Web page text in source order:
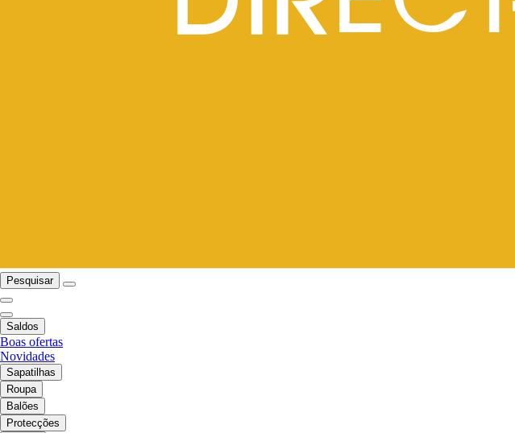
Pesquisar
Saldos
Boas ofertas
Novidades
Sapatilhas
Roupa
Balões
Protecções